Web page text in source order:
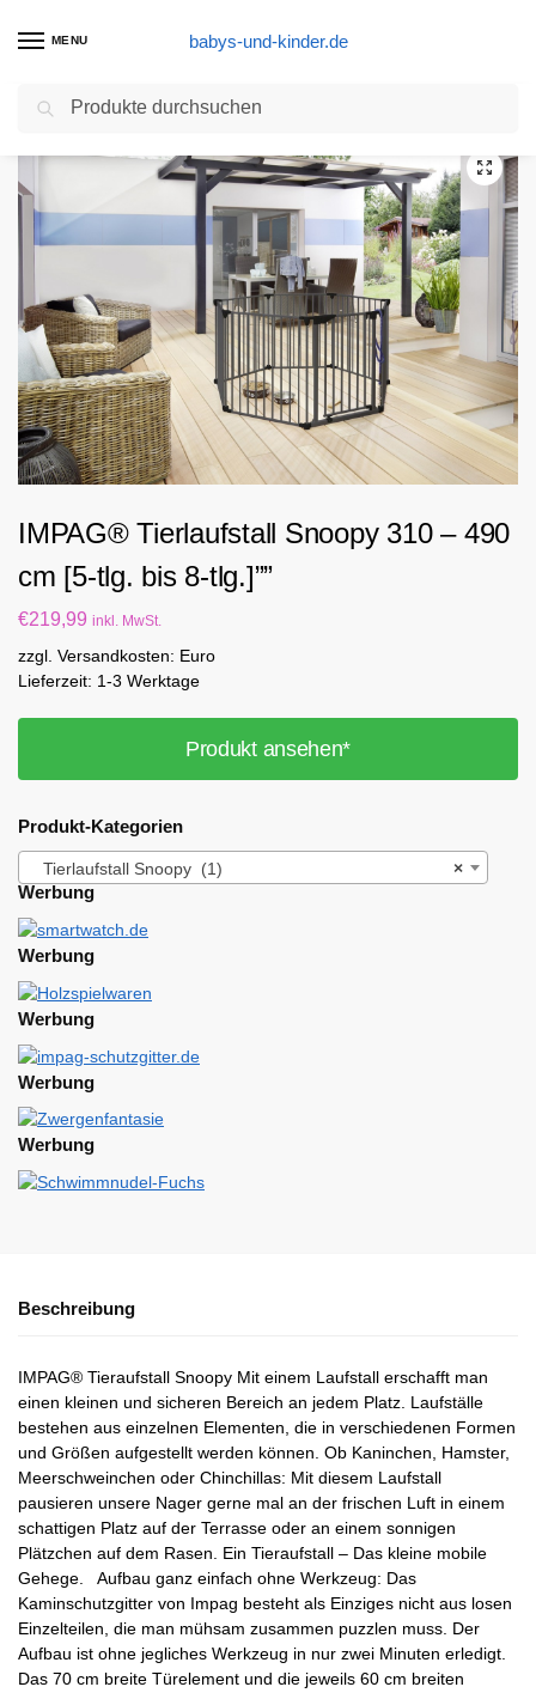
MENU babys-und-kinder.de
Start Laufställe / Tierlaufstall Snoopy
IMPAG® Tierlaufstall Snoopy 310 – 490
cm [5-tlg. bis 8-tlg.]””
€219,99 inkl. MwSt.
zzgl. Versandkosten: Euro
Lieferzeit: 1-3 Werktage
Produkt ansehen*
Produkt-Kategorien
×
Tierlaufstall Snoopy (1)
Werbung
Werbung
Werbung
Werbung
Werbung
Beschreibung
IMPAG® Tieraufstall Snoopy Mit einem Laufstall erschafft man
einen kleinen und sicheren Bereich an jedem Platz. Laufställe
bestehen aus einzelnen Elementen, die in verschiedenen Formen
und Größen aufgestellt werden können. Ob Kaninchen, Hamster,
Meerschweinchen oder Chinchillas: Mit diesem Laufstall
pausieren unsere Nager gerne mal an der frischen Luft in einem
schattigen Platz auf der Terrasse oder an einem sonnigen
Plätzchen auf dem Rasen. Ein Tieraufstall – Das kleine mobile
Gehege. Aufbau ganz einfach ohne Werkzeug: Das
Kaminschutzgitter von Impag besteht als Einziges nicht aus losen
Einzelteilen, die man mühsam zusammen puzzlen muss. Der
Aufbau ist ohne jegliches Werkzeug in nur zwei Minuten erledigt.
Das 70 cm breite Türelement und die jeweils 60 cm breiten